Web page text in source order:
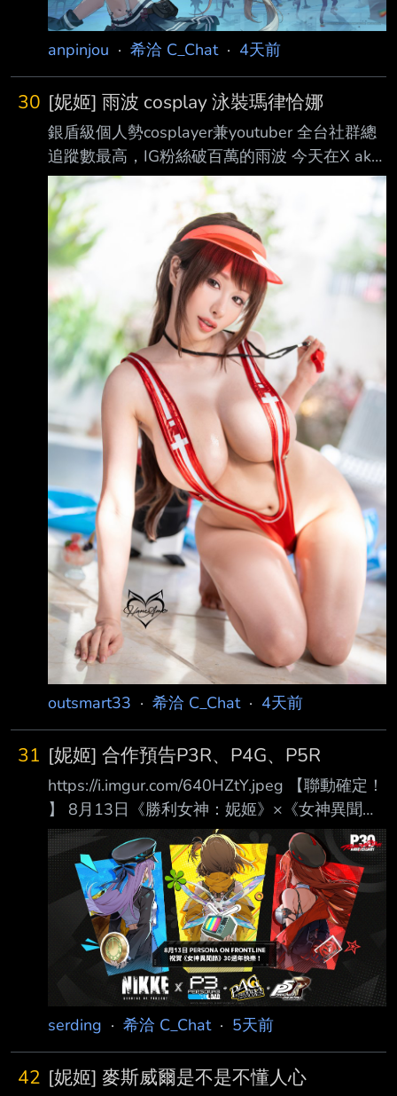
anpinjou · 希洽 C_Chat· 4天前
30 [妮姬] 雨波 cosplay 泳裝瑪律恰娜
銀盾級個人勢cosplayer兼youtuber 全台社群總
追蹤數最高，IG粉絲破百萬的雨波 今天在X aka
推特發表新的cosplay照片 角色來自當紅手遊妮
姬 還是近期最知名的泳裝瑪律恰娜呢
https://x.com/haneame_cos/status/208394974
3739404683
https://pbs.twimg.com/media/HOur9GfbcAARF
et.jpg
https://pbs.twimg.com/media/HOur9wBb0AAiP
Zd.jpg https:/
outsmart33 · 希洽 C_Chat· 4天前
31 [妮姬] 合作預告P3R、P4G、P5R
https://i.imgur.com/640HZtY.jpeg 【聯動確定！
】 8月13日《勝利女神：妮姬》×《女神異聞錄
3 Reload》/《女神異聞錄4 Golden》/《女神 異
聞錄5 Royal》聯動確定開啟！ --
serding · 希洽 C_Chat· 5天前
42 [妮姬] 麥斯威爾是不是不懂人心